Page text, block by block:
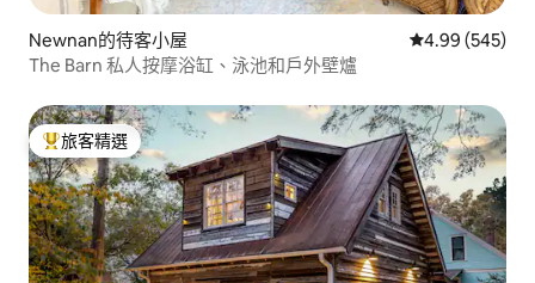
Newnan的待客小屋 從 545 則評價
4.99 (545)
The Barn 私人按摩浴缸、泳池和戶外壁爐
旅客精選榜首
旅客精選